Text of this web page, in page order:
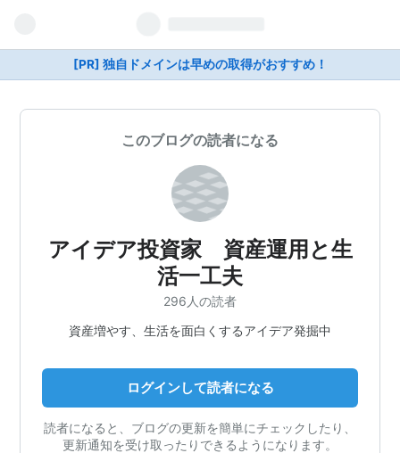
[PR] 独自ドメインは早めの取得がおすすめ！
このブログの読者になる
アイデア投資家 資産運用と生
活一工夫
296人の読者
資産増やす、生活を面白くするアイデア発掘中
ログインして読者になる
読者になると、ブログの更新を簡単にチェックしたり、
更新通知を受け取ったりできるようになります。